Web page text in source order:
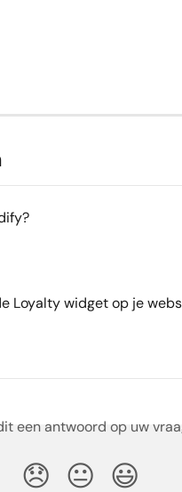
Loyalty widget op je
een antwoord op uw
😞 😐 😃